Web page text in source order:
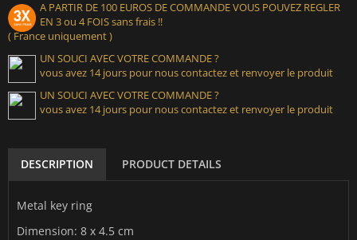
A PARTIR DE 100 EUROS DE COMMANDE VOUS POUVEZ REGLER
EN 3 ou 4 FOIS sans frais !!
( France uniquement )
UN SOUCI AVEC VOTRE COMMANDE ?
vous avez 14 jours pour nous contactez et renvoyer le produit
UN SOUCI AVEC VOTRE COMMANDE ?
vous avez 14 jours pour nous contactez et renvoyer le produit
DESCRIPTION PRODUCT DETAILS
Metal key ring
Dimension: 8 x 4.5 cm